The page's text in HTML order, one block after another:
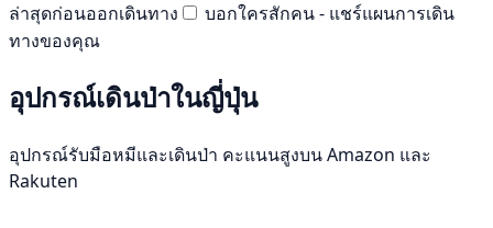
ล่าสุดก่อนออกเดินทาง
บอกใครสักคน - แชร์แผนการเดิน
ทางของคุณ
อุปกรณ์เดินป่าในญี่ปุ่น
อุปกรณ์รับมือหมีและเดินป่า คะแนนสูงบน Amazon และ
Rakuten